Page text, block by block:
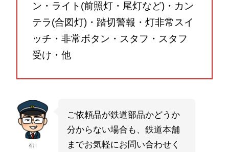
ン・ライト(前照灯・尾灯など)・カン
テラ(合図灯)・踏切警報・灯非常スイ
ッチ・非常ボタン・スタフ・スタフ
受け・他
石川
ご依頼品が鉄道部品かどうか
分からない場合も、鉄道本舗
までお気軽にお問い合わせく